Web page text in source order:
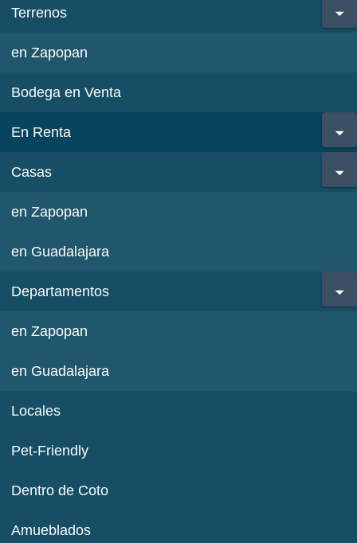
Terrenos
en Zapopan
Bodega en Venta
En Renta
Casas
en Zapopan
en Guadalajara
Departamentos
en Zapopan
en Guadalajara
Locales
Pet-Friendly
Dentro de Coto
Amueblados